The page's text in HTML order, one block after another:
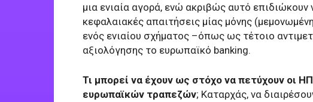
μια ενιαία αγορά, ενώ ακριβώς αυτό επιδιώκουν
κεφαλαιακές απαιτήσεις μίας μόνης
ενός ενιαίου σχήματος –όπως ως τέτοιο
αξιολόγησης το ευρωπαϊκό banking.
Τι μπορεί να έχουν ως στόχο να πετύχουν οι
ευρωπαϊκών τραπεζών; Καταρχάς, να